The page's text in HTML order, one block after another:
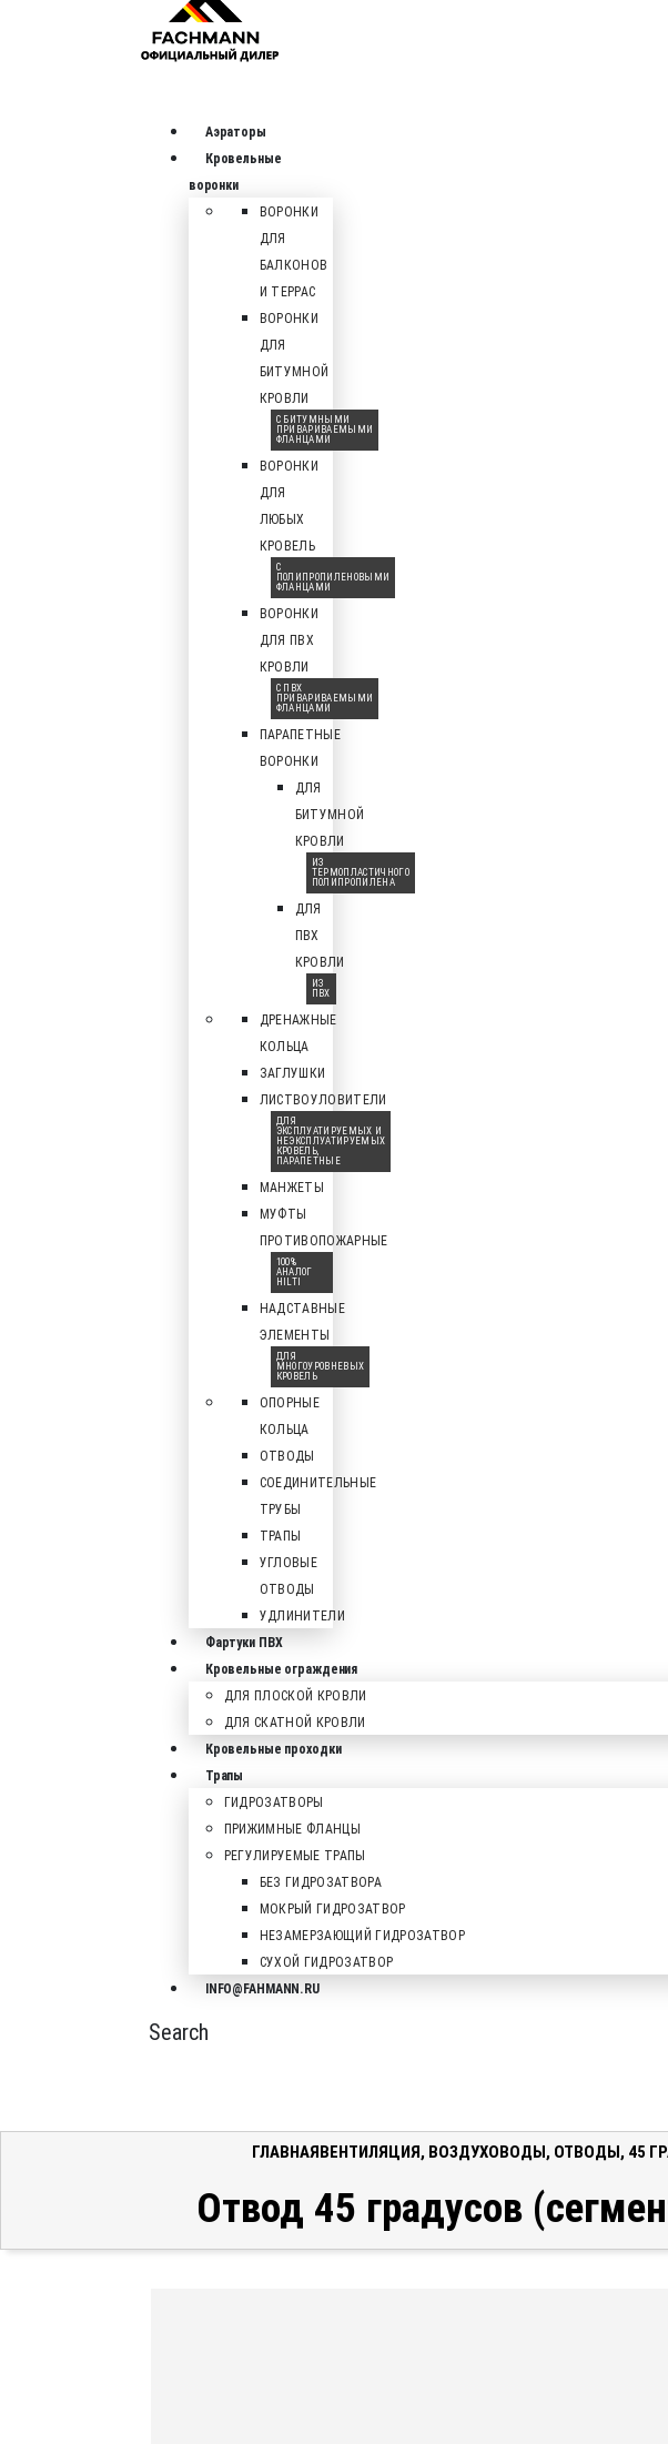
Аэраторы
Кровельные
воронки
ВОРОНКИ
ДЛЯ
БАЛКОНОВ
И ТЕРРАС
ВОРОНКИ
ДЛЯ
БИТУМНОЙ
КРОВЛИ
С БИТУМНЫМИ
ПРИВАРИВАЕМЫМИ
ФЛАНЦАМИ
ВОРОНКИ
ДЛЯ
ЛЮБЫХ
КРОВЕЛЬ
С
ПОЛИПРОПИЛЕНОВЫМИ
ФЛАНЦАМИ
ВОРОНКИ
ДЛЯ ПВХ
КРОВЛИ
С ПВХ
ПРИВАРИВАЕМЫМИ
ФЛАНЦАМИ
ПАРАПЕТНЫЕ
ВОРОНКИ
ДЛЯ
БИТУМНОЙ
КРОВЛИ
ИЗ
ТЕРМОПЛАСТИЧНОГО
ПОЛИПРОПИЛЕНА
ДЛЯ
ПВХ
КРОВЛИ
ИЗ
ПВХ
ДРЕНАЖНЫЕ
КОЛЬЦА
ЗАГЛУШКИ
ЛИСТВОУЛОВИТЕЛИ
ДЛЯ
ЭКСПЛУАТИРУЕМЫХ И
НЕЭКСПЛУАТИРУЕМЫХ
КРОВЕЛЬ,
ПАРАПЕТНЫЕ
МАНЖЕТЫ
МУФТЫ
ПРОТИВОПОЖАРНЫЕ
100%
АНАЛОГ
HILTI
НАДСТАВНЫЕ
ЭЛЕМЕНТЫ
ДЛЯ
МНОГОУРОВНЕВЫХ
КРОВЕЛЬ
ОПОРНЫЕ
КОЛЬЦА
ОТВОДЫ
СОЕДИНИТЕЛЬНЫЕ
ТРУБЫ
ТРАПЫ
УГЛОВЫЕ
ОТВОДЫ
УДЛИНИТЕЛИ
Фартуки ПВХ
Кровельные ограждения
ДЛЯ ПЛОСКОЙ КРОВЛИ
ДЛЯ СКАТНОЙ КРОВЛИ
Кровельные проходки
Трапы
ГИДРОЗАТВОРЫ
ПРИЖИМНЫЕ ФЛАНЦЫ
РЕГУЛИРУЕМЫЕ ТРАПЫ
БЕЗ ГИДРОЗАТВОРА
МОКРЫЙ ГИДРОЗАТВОР
НЕЗАМЕРЗАЮЩИЙ ГИДРОЗАТВОР
СУХОЙ ГИДРОЗАТВОР
INFO@FAHMANN.RU
Search
ГЛАВНАЯВЕНТИЛЯЦИЯ, ВОЗДУХОВОДЫ, ОТВОДЫ, 45
Отвод 45 градусов